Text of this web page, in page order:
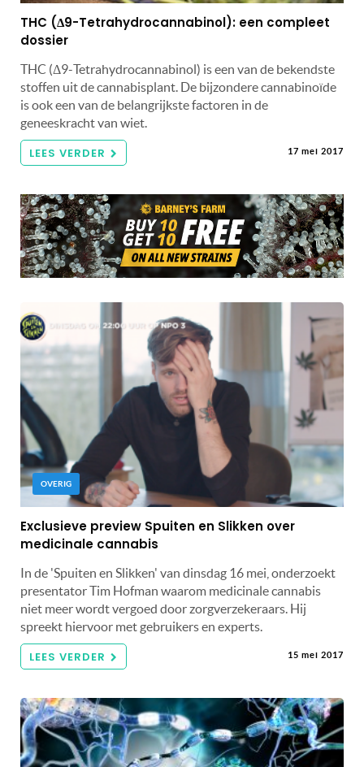
THC (Δ9-Tetrahydrocannabinol): een compleet
dossier
THC (Δ9-Tetrahydrocannabinol) is een van de bekendste
stoffen uit de cannabisplant. De bijzondere cannabinoïde
is ook een van de belangrijkste factoren in de
geneeskracht van wiet.
LEES VERDER 17 mei 2017
OVERIG
Exclusieve preview Spuiten en Slikken over
medicinale cannabis
In de 'Spuiten en Slikken' van dinsdag 16 mei, onderzoekt
presentator Tim Hofman waarom medicinale cannabis
niet meer wordt vergoed door zorgverzekeraars. Hij
spreekt hiervoor met gebruikers en experts.
LEES VERDER 15 mei 2017